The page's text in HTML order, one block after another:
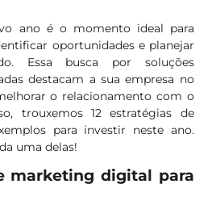
ano é o momento ideal para
oportunidades e planejar
Essa busca por soluções
destacam a sua empresa no
o relacionamento com o
trouxemos 12 estratégias de
para investir neste ano.
uma delas!
marketing digital para